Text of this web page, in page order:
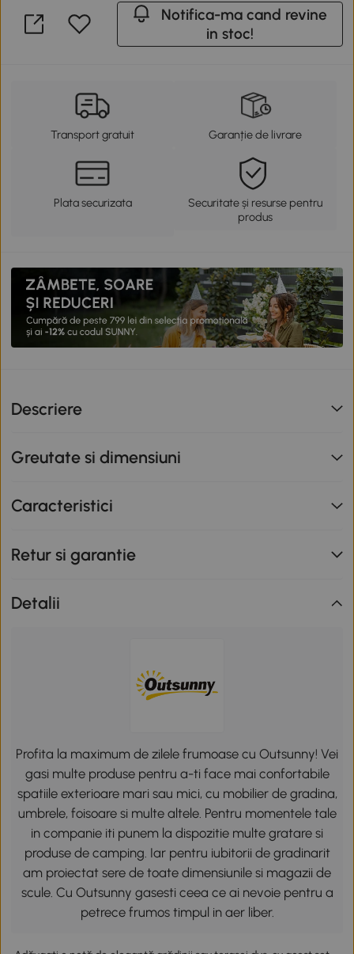
Notifica-ma cand revine
in stoc!
Transport gratuit Garanție de livrare
Plata securizata
Securitate și resurse pentru
produs
Descriere
Greutate si dimensiuni
Caracteristici
Retur si garantie
Detalii
Profita la maximum de zilele frumoase cu Outsunny! Vei
gasi multe produse pentru a-ti face mai confortabile
spatiile exterioare mari sau mici, cu mobilier de gradina,
umbrele, foisoare si multe altele. Pentru momentele tale
in companie iti punem la dispozitie multe gratare si
produse de camping. Iar pentru iubitorii de gradinarit
am proiectat sere de toate dimensiunile si magazii de
scule. Cu Outsunny gasesti ceea ce ai nevoie pentru a
petrece frumos timpul in aer liber.